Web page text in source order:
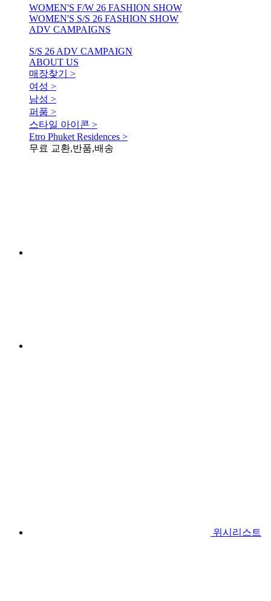
WOMEN'S F/W 26 FASHION SHOW
WOMEN'S S/S 26 FASHION SHOW
ADV CAMPAIGNS
S/S 26 ADV CAMPAIGN
ABOUT US
매장찾기 >
여성 >
남성 >
퍼품 >
스타일 아이콘 >
Etro Phuket Residences >
무료 교환,반품,배송
위시리스트